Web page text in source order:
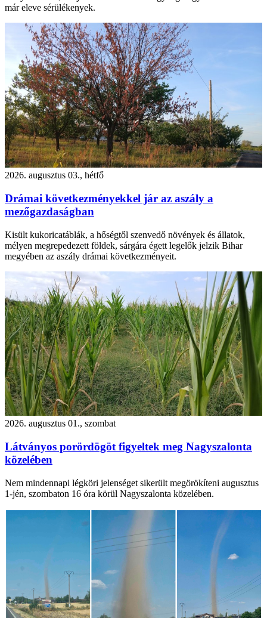
már eleve sérülékenyek.
2026. augusztus 03., hétfő
Drámai következményekkel jár az aszály a
mezőgazdaságban
Kisült kukoricatáblák, a hőségtől szenvedő növények és állatok,
mélyen megrepedezett földek, sárgára égett legelők jelzik Bihar
megyében az aszály drámai következményeit.
2026. augusztus 01., szombat
Látványos porördögöt figyeltek meg Nagyszalonta
közelében
Nem mindennapi légköri jelenséget sikerült megörökíteni augusztus
1-jén, szombaton 16 óra körül Nagyszalonta közelében.